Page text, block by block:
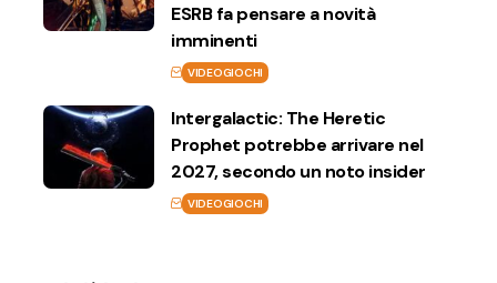
ESRB fa pensare a novità
imminenti
VIDEOGIOCHI
Intergalactic: The Heretic
Prophet potrebbe arrivare nel
2027, secondo un noto insider
VIDEOGIOCHI